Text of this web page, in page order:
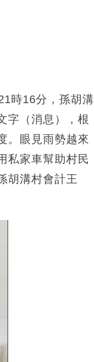
時16分，孫胡溝
字（消息），根
。眼見雨勢越來
私家車幫助村民
胡溝村會計王